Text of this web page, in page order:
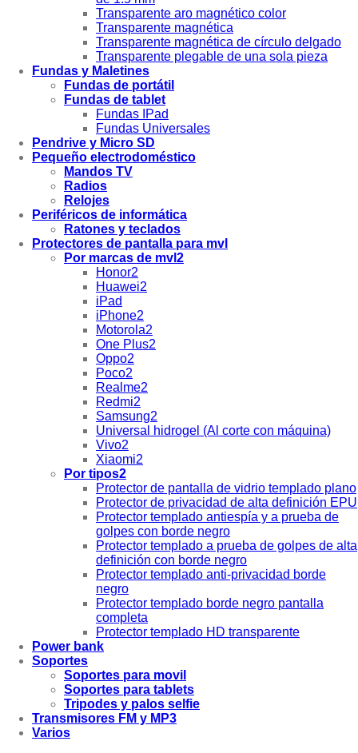
Transparente aro magnético color
Transparente magnética
Transparente magnética de círculo delgado
Transparente plegable de una sola pieza
Fundas y Maletines
Fundas de portátil
Fundas de tablet
Fundas IPad
Fundas Universales
Pendrive y Micro SD
Pequeño electrodoméstico
Mandos TV
Radios
Relojes
Periféricos de informática
Ratones y teclados
Protectores de pantalla para mvl
Por marcas de mvl2
Honor2
Huawei2
iPad
iPhone2
Motorola2
One Plus2
Oppo2
Poco2
Realme2
Redmi2
Samsung2
Universal hidrogel (Al corte con máquina)
Vivo2
Xiaomi2
Por tipos2
Protector de pantalla de vidrio templado plano
Protector de privacidad de alta definición EPU
Protector templado antiespía y a prueba de
golpes con borde negro
Protector templado a prueba de golpes de alta
definición con borde negro
Protector templado anti-privacidad borde
negro
Protector templado borde negro pantalla
completa
Protector templado HD transparente
Power bank
Soportes
Soportes para movil
Soportes para tablets
Tripodes y palos selfie
Transmisores FM y MP3
Varios